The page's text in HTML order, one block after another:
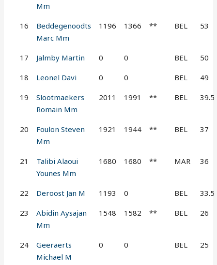
Mm
16
Beddegenoodts
Marc Mm
1196 1366 ** BEL 53
17 Jalmby Martin 0 0 BEL 50
18 Leonel Davi 0 0 BEL 49
19
Slootmaekers
Romain Mm
2011 1991 ** BEL 39.5
20
Foulon Steven
Mm
1921 1944 ** BEL 37
21
Talibi Alaoui
Younes Mm
1680 1680 ** MAR 36
22 Deroost Jan M 1193 0 BEL 33.5
23
Abidin Aysajan
Mm
1548 1582 ** BEL 26
24
Geeraerts
Michael M
0 0 BEL 25